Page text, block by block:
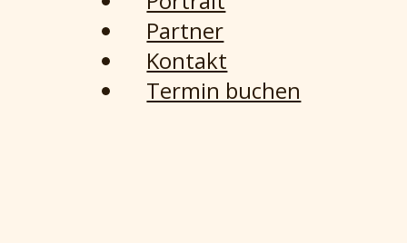
Partner
Kontakt
Termin buchen